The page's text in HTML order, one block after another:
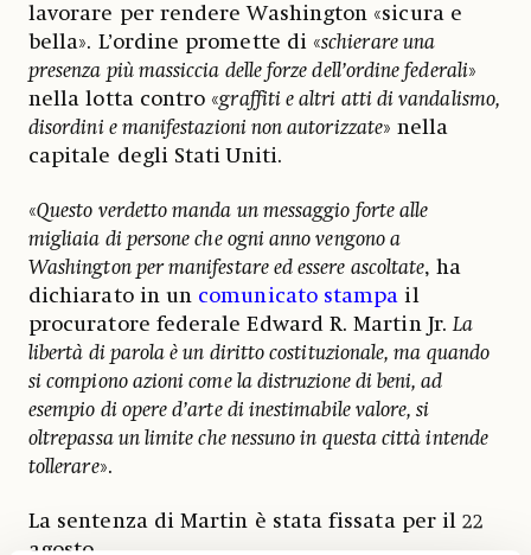
lavorare per rendere Washington «sicura e
bella». L’ordine promette di «schierare una
presenza più massiccia delle forze dell’ordine federali»
nella lotta contro «graffiti e altri atti di vandalismo,
disordini e manifestazioni non autorizzate» nella
capitale degli Stati Uniti.
«Questo verdetto manda un messaggio forte alle
migliaia di persone che ogni anno vengono a
Washington per manifestare ed essere ascoltate, ha
dichiarato in un comunicato stampa il
procuratore federale Edward R. Martin Jr.La
libertà di parola è un diritto costituzionale, ma quando
si compiono azioni come la distruzione di beni, ad
esempio di opere d’arte di inestimabile valore, si
oltrepassa un limite che nessuno in questa città intende
tollerare».
La sentenza di Martin è stata fissata per il 22
agosto.